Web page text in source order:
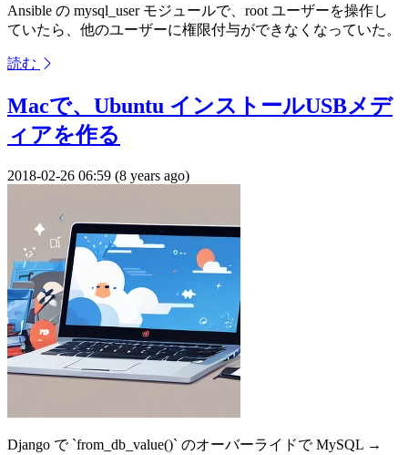
Ansible の mysql_user モジュールで、root ユーザーを操作し
ていたら、他のユーザーに権限付与ができなくなっていた。
読む
Macで、Ubuntu インストールUSBメデ
ィアを作る
2018-02-26 06:59 (8 years ago)
Django で `from_db_value()` のオーバーライドで MySQL →